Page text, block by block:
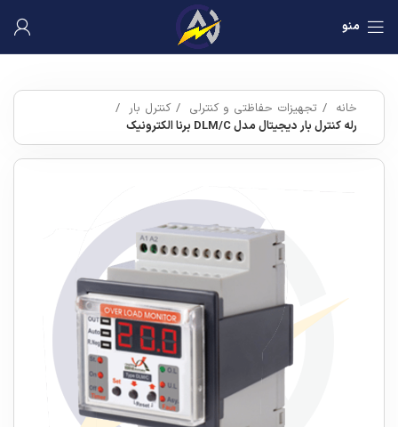
منو
خانه تجهیزات حفاظتی و کنترلی
کنترل بار
رله کنترل بار دیجیتال مدل DLM/C برنا الکترونیک